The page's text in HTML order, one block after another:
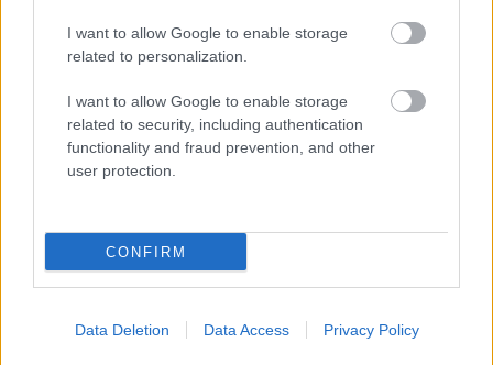
I want to allow Google to enable storage
related to personalization.
I want to allow Google to enable storage
related to security, including authentication
functionality and fraud prevention, and other
user protection.
CONFIRM
Data Deletion Data Access Privacy Policy
Petőfi Színházban.